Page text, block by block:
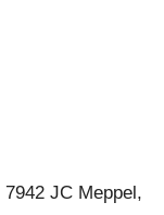
JC Meppel,